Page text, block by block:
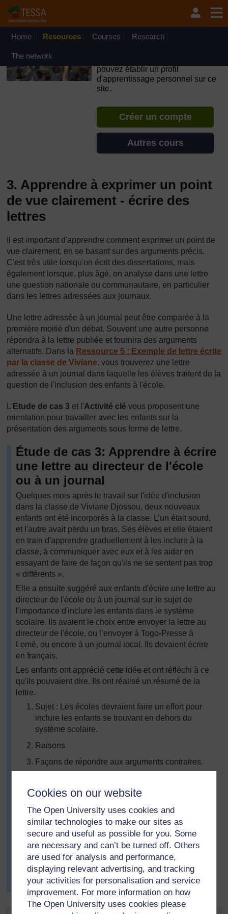
Cookies on our website
The Open University uses cookies and
similar technologies to make our sites as
secure and useful as possible for you. Some
are necessary and can’t be turned off. Others
are used for analysis and performance,
displaying relevant advertising, and tracking
your activities for personalisation and service
improvement. For more information on how
The Open University uses cookies please
Passer au contenu principal
OpenLearn Create will be unavailable on Wednesday 12
August 2026 from 8am to 10.30am (GMT) due to routine
Home Resources Courses Research
The network
pouvez établir un profil
d'apprentissage personnel sur ce
site.
Créer un compte
Autres cours
3. Apprendre à exprimer un point
de vue clairement - écrire des
lettres
Il est important d'apprendre comment exprimer un point de
vue clairement, en se basant sur des arguments précis.
C'est très utile lorsqu'on écrit des dissertations, mais
également lorsque, plus âgé, on analyse dans une lettre
une question nationale ou communautaire, en particulier
dans les lettres adressées aux journaux.
Une lettre adressée à un journal peut être comparée à la
première moitié d'un débat. Souvent une autre personne
répondra à la lettre publiée et fournira des arguments
alternatifs. Dans la Ressource 5 : Exemple de lettre écrite
par la classe de Viviane, vous trouverez une lettre
adressée à un journal dans laquelle les élèves traitent de la
question de l'inclusion des enfants à l'école.
L' Etude de cas 3 et l'Activité clé vous proposent une
orientation pour travailler avec les enfants sur la
présentation des arguments sous forme de lettre.
Étude de cas 3: Apprendre à écrire
une lettre au directeur de l'école
ou à un journal
Quelques mois après le travail sur l'idée d'inclusion
dans la classe de Viviane Djossou, deux nouveaux
enfants ont été incorporés à la classe. L’un était sourd,
et l'autre avait perdu un bras. Ses élèves et elle étaient
en train d'apprendre graduellement à les inclure à la
classe, à communiquer avec eux et à les aider en
essayant de faire de façon qu'ils ne se sentent pas trop
« différents ».
Elle a ensuite suggéré aux enfants d'écrire une lettre au
directeur de l'école ou à un journal sur le sujet de
l'importance d'inclure les enfants dans le système
scolaire. Ils avaient le choix entre envoyer la lettre au
directeur de l'école, ou l’envoyer à Togo-Presse à
Lomé, ou encore à un journal local. Ils devaient écrire
en français.
Les enfants ont apprécié cette idée et ont réfléchi à ce
qu'ils pouvaient dire. Ils ont réalisé un résumé de la
lettre.
Sujet : Les écoles devraient faire un effort pour
inclure les enfants se trouvant en dehors du
système scolaire.
Raisons
Façons de répondre aux arguments contraires.
Succès et défis.
Répéter le sujet.
Viviane a fourni aux élèves des orientations sur le type
de phrases à utiliser, en particulier pour 2 et 3, pour
présenter leurs arguments logiquement. Ils ont
demandé à un enseignant qui avait accès à un
ordinateur de taper leur lettre, et ont envoyé des copies
aux journaux (voir la lettre dans laRessource 5 ).